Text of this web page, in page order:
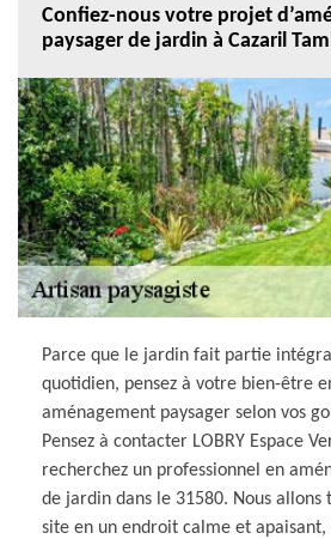
Confiez-nous votre projet
paysager de jardin à Cazaril
Parce que le jardin fait partie
quotidien, pensez à votre bien-être
aménagement paysager selon vos
Pensez à contacter LOBRY Espace
recherchez un professionnel en
de jardin dans le 31580. Nous
site en un endroit calme et apaisant,